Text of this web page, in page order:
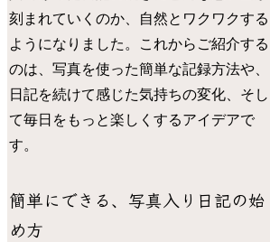
刻まれていくのか、自然とワクワクする
ようになりました。これからご紹介する
のは、写真を使った簡単な記録方法や、
日記を続けて感じた気持ちの変化、そし
て毎日をもっと楽しくするアイデアで
す。
簡単にできる、写真入り日記の始
め方